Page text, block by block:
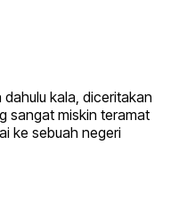
dahulu kala, diceritakan
sangat miskin teramat
ke sebuah negeri